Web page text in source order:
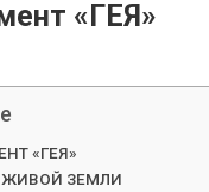
«ГЕЯ»
«ГЕЯ»
ЗЕМЛИ